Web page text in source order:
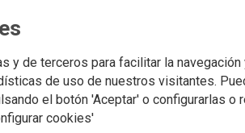
y de terceros para facilitar la navegación
de uso de nuestros visitantes.
el botón 'Aceptar' o configurarlas o
cookies'
y
artísticas y de